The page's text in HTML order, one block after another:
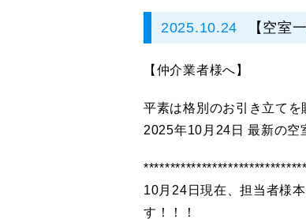
2025.10.24 【空室
【仲介業者様へ】
平素は格別のお引き立てを
2025年10月24日 最新の空
10月24日現在、担当者様
す